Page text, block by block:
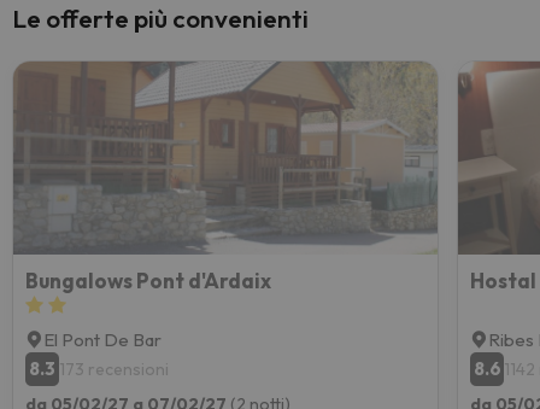
Le offerte più convenienti
Bungalows Pont d'Ardaix
El Pont De Bar
8.3 173 recensioni
da 05/02/27 a 07/02/27 (2 notti)
8.6
da 05/